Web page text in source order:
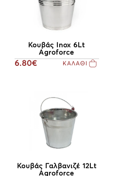
Κουβάς Inox 6Lt
Agroforce
6.80€ ΚΑΛΑΘΙ
Κουβάς Γαλβανιζέ 12Lt
Agroforce